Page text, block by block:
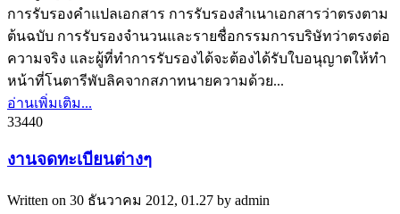
การรับรองคำแปลเอกสาร การรับรองสำเนาเอกสารว่าตรงตาม
ต้นฉบับ การรับรองจำนวนและรายชื่อกรรมการบริษัทว่าตรงต่อ
ความจริง และผู้ที่ทำการรับรองได้จะต้องได้รับใบอนุญาตให้ทำ
หน้าที่โนตารีพับลิคจากสภาทนายความด้วย...
อ่านเพิ่มเติม...
33440
งานจดทะเบียนต่างๆ
Written on 30 ธันวาคม 2012, 01.27 by admin